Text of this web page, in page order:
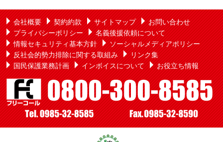
会社概要 契約約款 サイトマップ
お問い合わせ
プライバシーポリシー
名義後援依頼について
情報セキュリティ基本方針
ソーシャルメディアポリシー
反社会的勢力排除に関する取組み
リンク集
国民保護業務計画
インボイスについて お役立ち情報